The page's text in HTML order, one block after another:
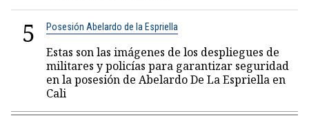
5 Posesión Abelardo de la Espriella
Estas son las imágenes de los despliegues de
militares y policías para garantizar seguridad
en la posesión de Abelardo De La Espriella en
Cali